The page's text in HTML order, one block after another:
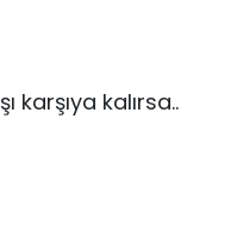
kalırsa..